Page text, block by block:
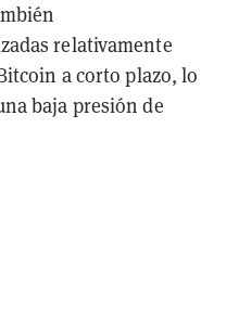
relativamente
a corto plazo, lo
baja presión de